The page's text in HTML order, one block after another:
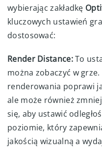
wybierając zakładkę
kluczowych ustawień
dostosować:
Render Distance:To
można zobaczyć w
renderowania poprawi
ale może również
się, aby ustawić
poziomie, który
jakością wizualną a